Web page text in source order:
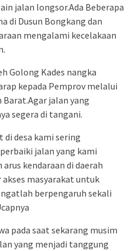
jalan longsor.Ada Beberapa
di Dusun Bongkang dan
mengalami kecelakaan
Golong Kades nangka
kepada Pemprov melalui
jalan yang
segera di tangani.
di desa kami sering
jalan yang kami
kendaraan di daerah
masyarakat untuk
berpengaruh sekali
pada saat sekarang musim
yang menjadi tanggung